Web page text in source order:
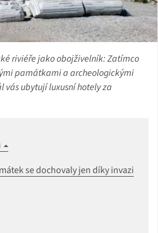
riviéře jako obojživelník: Zatímco
památkami a archeologickými
vás ubytují luxusní hotely za
se dochovaly jen díky invazi